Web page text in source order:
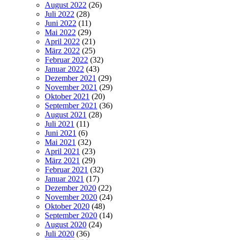
August 2022 (26)
Juli 2022 (28)
Juni 2022 (11)
Mai 2022 (29)
April 2022 (21)
März 2022 (25)
Februar 2022 (32)
Januar 2022 (43)
Dezember 2021 (29)
November 2021 (29)
Oktober 2021 (20)
September 2021 (36)
August 2021 (28)
Juli 2021 (11)
Juni 2021 (6)
Mai 2021 (32)
April 2021 (23)
März 2021 (29)
Februar 2021 (32)
Januar 2021 (17)
Dezember 2020 (22)
November 2020 (24)
Oktober 2020 (48)
September 2020 (14)
August 2020 (24)
Juli 2020 (36)